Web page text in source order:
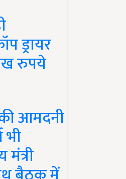
ड्रायर
रुपये
आमदनी
भी
मंत्री